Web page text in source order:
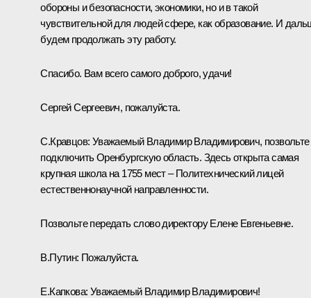
обороны и безопасности, экономики, но и в такой
чувствительной для людей сфере, как образование. И
будем продолжать эту работу.
Спасибо. Вам всего самого доброго, удачи!
Сергей Сергеевич, пожалуйста.
С.Кравцов: Уважаемый Владимир Владимирович, позвольте
подключить Оренбургскую область. Здесь открыта самая
крупная школа на 1755 мест – Политехнический лицей
естественнонаучной направленности.
Позвольте передать слово директору Елене Евгеньевне.
В.Путин: Пожалуйста.
Е.Капкова: Уважаемый Владимир Владимирович!